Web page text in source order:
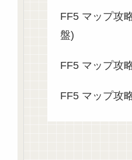
FF5 マップ攻
盤)
FF5 マップ攻
FF5 マップ攻